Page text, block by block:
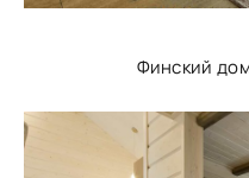
Финский